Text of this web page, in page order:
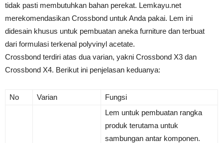
tidak pasti membutuhkan bahan perekat. Lemkayu.net
merekomendasikan Crossbond untuk Anda pakai. Lem ini
didesain khusus untuk pembuatan aneka furniture dan terbuat
dari formulasi terkenal polyvinyl acetate.
Crossbond terdiri atas dua varian, yakni Crossbond X3 dan
Crossbond X4. Berikut ini penjelasan keduanya:
No Varian Fungsi
Lem untuk pembuatan rangka
produk terutama untuk
sambungan antar komponen.